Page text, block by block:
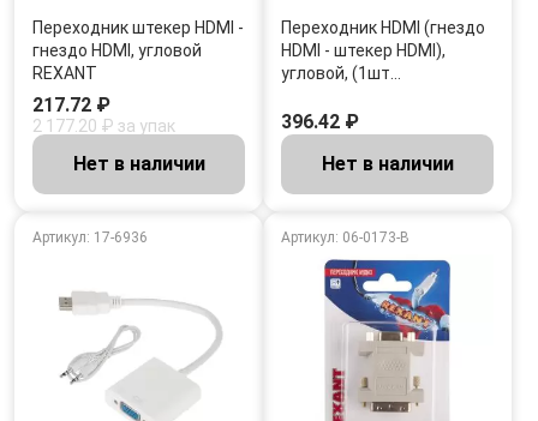
Переходник штекер HDMI -
гнездо HDMI, угловой
REXANT
217.72 ₽
2 177.20 ₽ за упак
Нет в наличии
Переходник HDMI (гнездо
HDMI - штекер HDMI),
угловой, (1шт…
396.42 ₽
Нет в наличии
Артикул: 17-6936 Артикул: 06-0173-B